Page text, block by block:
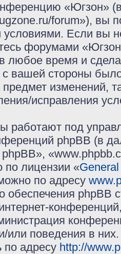
«Югзон»
forum»), вы
Если вы
форумами
любое время и
с вашей стороны
предмет изменений,
исправления
под
phpBB (в
по лицензии «
по адресу
обеспечения phpBB
или поведения в
по адресу http://